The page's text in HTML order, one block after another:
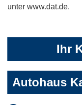
unter www.dat.de.
Ihr
Autohaus